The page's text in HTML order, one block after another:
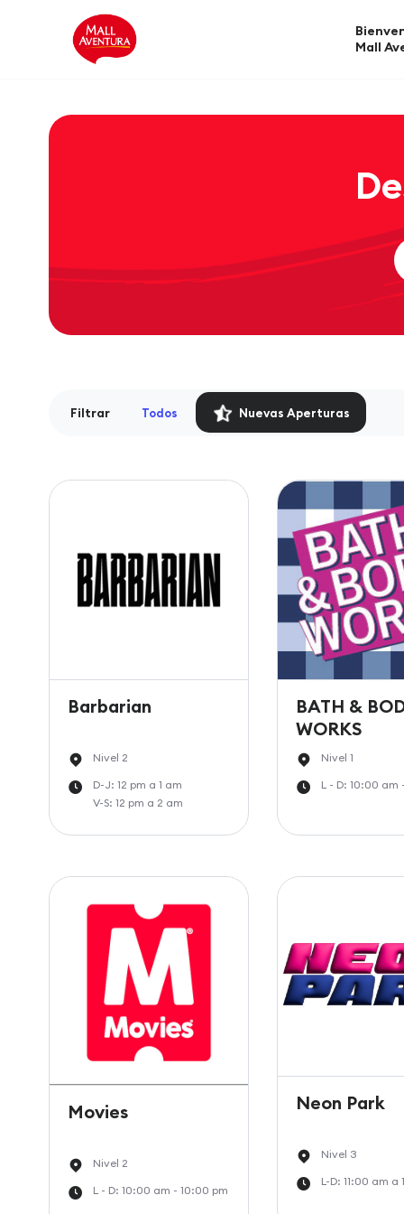
Mall
Filtrar Todos Nuevas Aperturas
Barbarian
Nivel 2
D-J: 12 pm a 1 am
V-S: 12 pm a 2 am
BATH &
WORKS
Nivel 1
L - D: 10:00 am
Movies
Nivel 2
L - D: 10:00 am - 10:00 pm
Neon Park
Nivel 3
L-D: 11:00 am a